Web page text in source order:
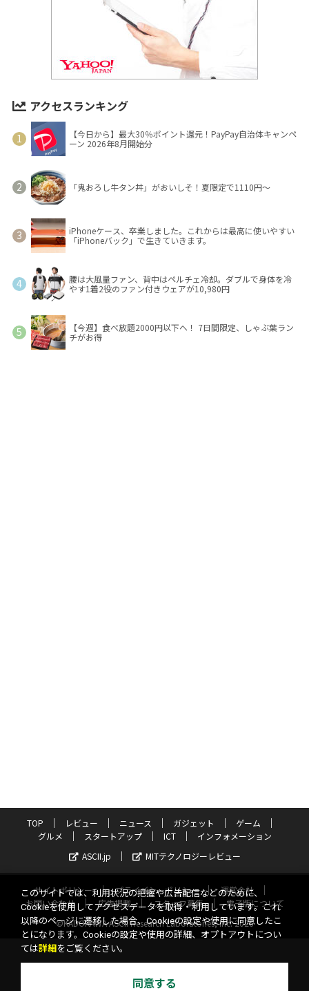
アクセスランキング
【今日から】最大30％ポイント還元！PayPay自治体キャンペ
ーン 2026年8月開始分
「鬼おろし牛タン丼」がおいしそ！夏限定で1110円～
iPhoneケース、卒業しました。これからは最高に使いやすい
「iPhoneバック」で生きていきます。
腰は大風量ファン、背中はペルチェ冷却。ダブルで身体を冷
やす1着2役のファン付きウェアが10,980円
【今週】食べ放題2000円以下へ！ 7日間限定、しゃぶ葉ラン
チがお得
TOP レビュー ニュース ガジェット
ゲーム
グルメ
スタートアップ ICT
インフォメーション
ASCII.jp
MITテクノロジーレビュー
サイトポリシー プライバシーポリシー
運営会社
お問い合わせ
広告掲載 スタッフ募集
電子版について
©KADOKAWA ASCII Research Laboratories, Inc. 2026
このサイトでは、利用状況の把握や広告配信などのために、
Cookieを使用してアクセスデータを取得・利用しています。これ
以降のページに遷移した場合、Cookieの設定や使用に同意したこ
とになります。Cookieの設定や使用の詳細、オプトアウトについ
ては詳細 をご覧ください。
同意する